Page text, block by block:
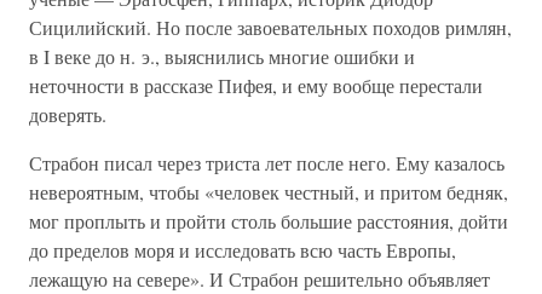
Сицилийский. Но после завоевательных походов римлян,
в I веке до н. э., выяснились многие ошибки и
неточности в рассказе Пифея, и ему вообще перестали
доверять.
Страбон писал через триста лет после него. Ему казалось
невероятным, чтобы «человек честный, и притом бедняк,
мог проплыть и пройти столь большие расстояния, дойти
до пределов моря и исследовать всю часть Европы,
лежащую на севере». И Страбон решительно объявляет